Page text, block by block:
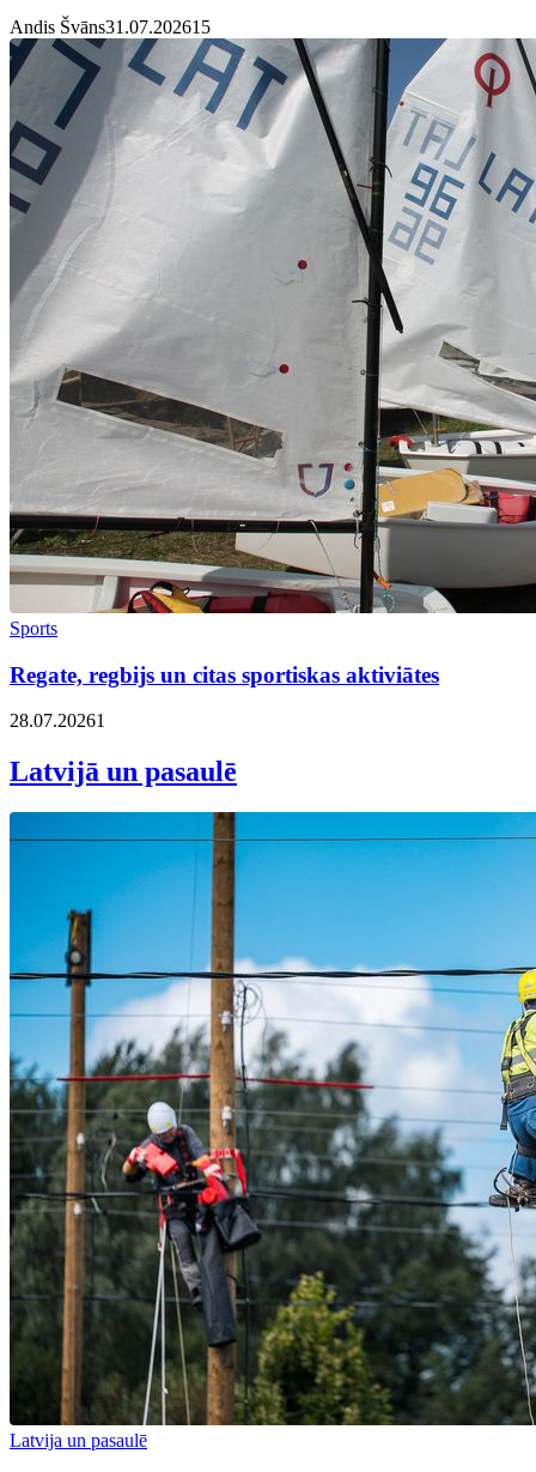
Andis Švāns31.07.20261 5
Sports
Regate, regbijs un citas sportiskas aktiviātes
28.07.20261
Latvijā un pasaulē
Latvija un pasaulē